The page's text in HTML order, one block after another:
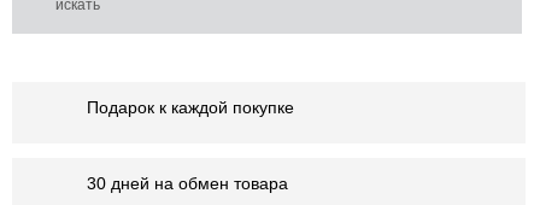
Подарок к каждой покупке
30 дней на обмен товара